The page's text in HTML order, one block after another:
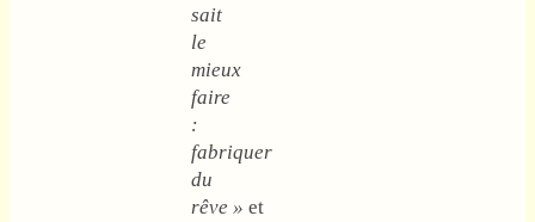
sait
le
mieux
faire
:
fabriquer
du
rêve » et